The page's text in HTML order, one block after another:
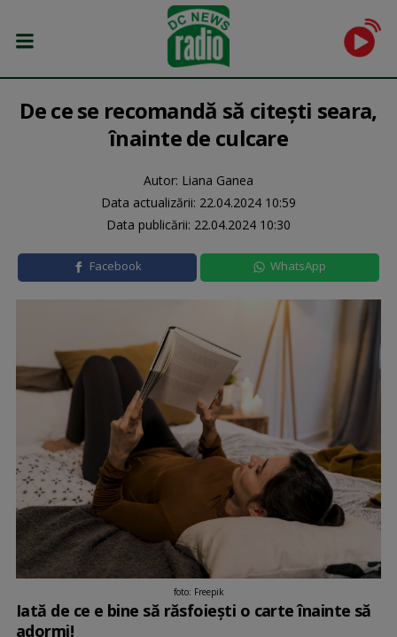
De ce se recomandă să citești seara,
înainte de culcare
Autor: Liana Ganea
Data actualizării: 22.04.2024 10:59
Data publicării: 22.04.2024 10:30
Facebook WhatsApp
foto: Freepik
Iată de ce e bine să răsfoiești o carte înainte să
adormi!